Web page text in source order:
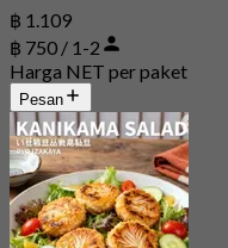
฿ 1.109
฿ 750 / 1-2
Harga NET per paket
Pesan